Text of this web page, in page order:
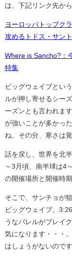
は、下記リンク先か
ヨーロッパトップク
攻めるトドス・サン
Where is Sancho?：
特集
ビッグウェイブとい
ルが押し寄せるシー
ーズンとも言われま
が強いことが多かっ
ね。その分、寒さは
話を戻し、世界を北
～3月頃、南半球は4
の開催場所と開催時
そこで、サンチョが
ビッグウェイブ。
うなバレルがブレイ
気になります・・・
はしょうがないのです